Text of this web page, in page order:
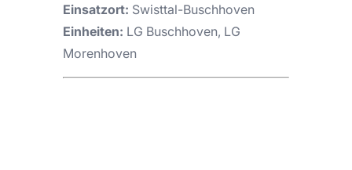
Einsatzort: Swisttal-Buschhoven
Einheiten: LG Buschhoven, LG
Morenhoven